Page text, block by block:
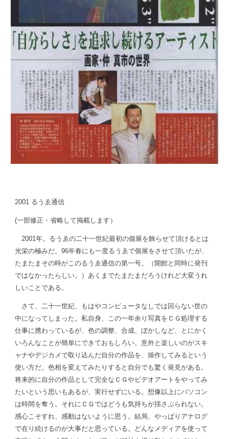
2001 るうゑ通信
(一部修正・省略して掲載します）
2001年。るうゑの二十一世紀最初の個展を飾らせて頂けるとは
光栄の極みだ。96年春にも一度るうゑで個展をさせて頂いたが、
たまたまその時がこのるうゑ通信の第一号。（開館と同時に発刊
ではなかったらしい。）あくまでたまたまだろうけれど大変うれ
しいことである。
さて、二十一世紀、もはやコンピュータなしでは回らない世の
中になってしまった。私自身、この一年余り写真をＣＧ処理する
仕事に携わっているが、色の調整、合成、ぼかしなど、とにかく
いろんなことが簡単にできておもしろい。意外と楽しいのがスキ
ャナやデジカメで取り込んだ自分の作品を、操作してみるという
使い方だ。色相を変えてみたりすると自分でも驚く発見がある。
将来的に自分の作品として完全なＣＧやビデオアートをやってみ
たいという思いもあるが、実行せずにいる。想像以上にパソコン
は時間を奪う。それにＣＧではどうも気持ちが揺さぶられない。
感心こそすれ、感動はないように思う。結局、やっぱりアナログ
で在り続けるのが大事だと思っている。どんなメディアを使って